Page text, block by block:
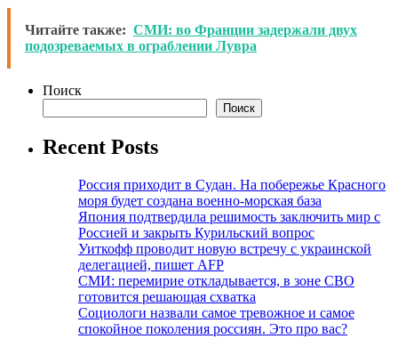
Читайте также: СМИ: во Франции задержали двух
подозреваемых в ограблении Лувра
Поиск
Поиск
Recent Posts
Россия приходит в Судан. На побережье Красного
моря будет создана военно-морская база
Япония подтвердила решимость заключить мир с
Россией и закрыть Курильский вопрос
Уиткофф проводит новую встречу с украинской
делегацией, пишет AFP
СМИ: перемирие откладывается, в зоне СВО
готовится решающая схватка
Социологи назвали самое тревожное и самое
спокойное поколения россиян. Это про вас?